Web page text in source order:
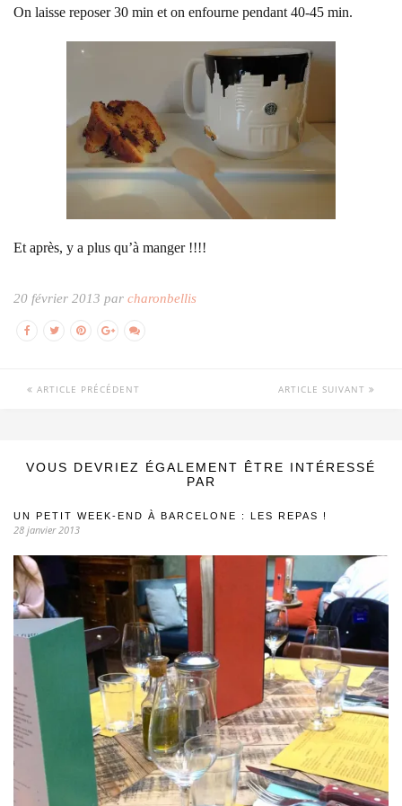
On laisse reposer 30 min et on enfourne pendant 40-45 min.
Et après, y a plus qu’à manger !!!!
20 février 2013 par charonbellis
ARTICLE PRÉCÉDENT ARTICLE SUIVANT
VOUS DEVRIEZ ÉGALEMENT ÊTRE INTÉRESSÉ
PAR
UN PETIT WEEK-END À BARCELONE : LES REPAS !
28 janvier 2013